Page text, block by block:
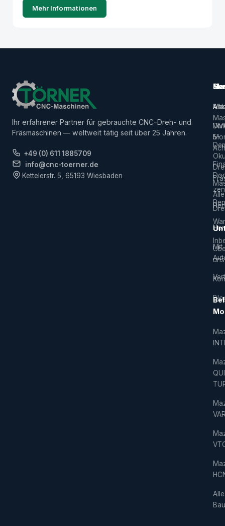
Mehr Informationen
Ihr erfahrener Partner für gebrauchte CNC-Dreh- und
Fräsmaschinen — weltweit tätig seit über 25 Jahren.
+49 (0) 611 1885709
info@cnc-toerner.de
Kettelerstr. 5, 65193 Wiesbaden
Alle
5-
Mit
Alle
Alle
uns